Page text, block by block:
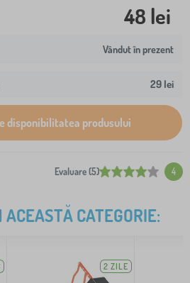
48 lei
Vândut în prezent
29 lei
disponibilitatea produsului
Evaluare (5) 4
CATEGORIE:
2 ZILE